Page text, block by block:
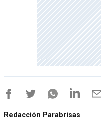
Redacción Parabrisas